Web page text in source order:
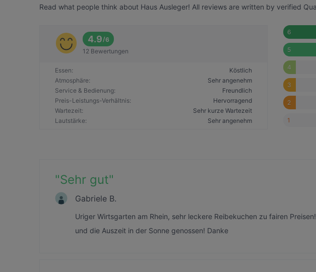
Read what people think about Haus Ausleger! All reviews are written by verified
4.9/6
12 Bewertungen
Essen:
Köstlich
Atmosphäre:
Sehr angenehm
Service & Bedienung:
Freundlich
Preis-Leistungs-Verhältnis:
Hervorragend
Wartezeit:
Sehr kurze Wartezeit
Lautstärke: Sehr angenehm
6
5
4
3
2
1
"Sehr gut"
Gabriele B.
Uriger Wirtsgarten am Rhein, sehr leckere Reibekuchen zu fairen
und die Auszeit in der Sonne genossen! Danke